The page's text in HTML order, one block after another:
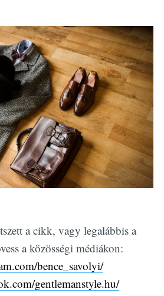
a cikk, vagy legalábbis a
a közösségi médiákon:
bence_savolyi/
gentlemanstyle.hu/